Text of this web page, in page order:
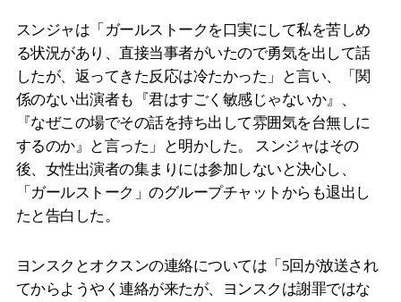
スンジャは「ガールストークを口実にして私を苦しめ
る状況があり、直接当事者がいたので勇気を出して話
したが、返ってきた反応は冷たかった」と言い、「関
係のない出演者も『君はすごく敏感じゃないか』、
『なぜこの場でその話を持ち出して雰囲気を台無しに
するのか』と言った」と明かした。 スンジャはその
後、女性出演者の集まりには参加しないと決心し、
「ガールストーク」のグループチャットからも退出し
たと告白した。
ヨンスクとオクスンの連絡については「5回が放送され
てからようやく連絡が来たが、ヨンスクは謝罪ではな